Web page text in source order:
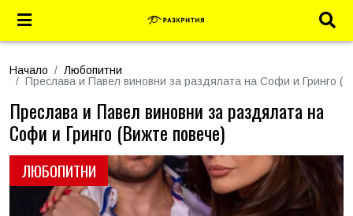
Начало
Любопитни
Преслава и Павел виновни за раздялата на Софи и Гринго
ЛЮБОПИТНИ
Преслава и Павел виновни за раздялата на
Софи и Гринго (Вижте повече)